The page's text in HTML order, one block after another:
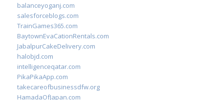
balanceyoganj.com
salesforceblogs.com
TrainGames365.com
BaytownEvaCationRentals.com
JabalpurCakeDelivery.com
halobjd.com
intelligenceqatar.com
PikaPikaApp.com
takecareofbusinessdfw.org
HamadaOfJapan.com